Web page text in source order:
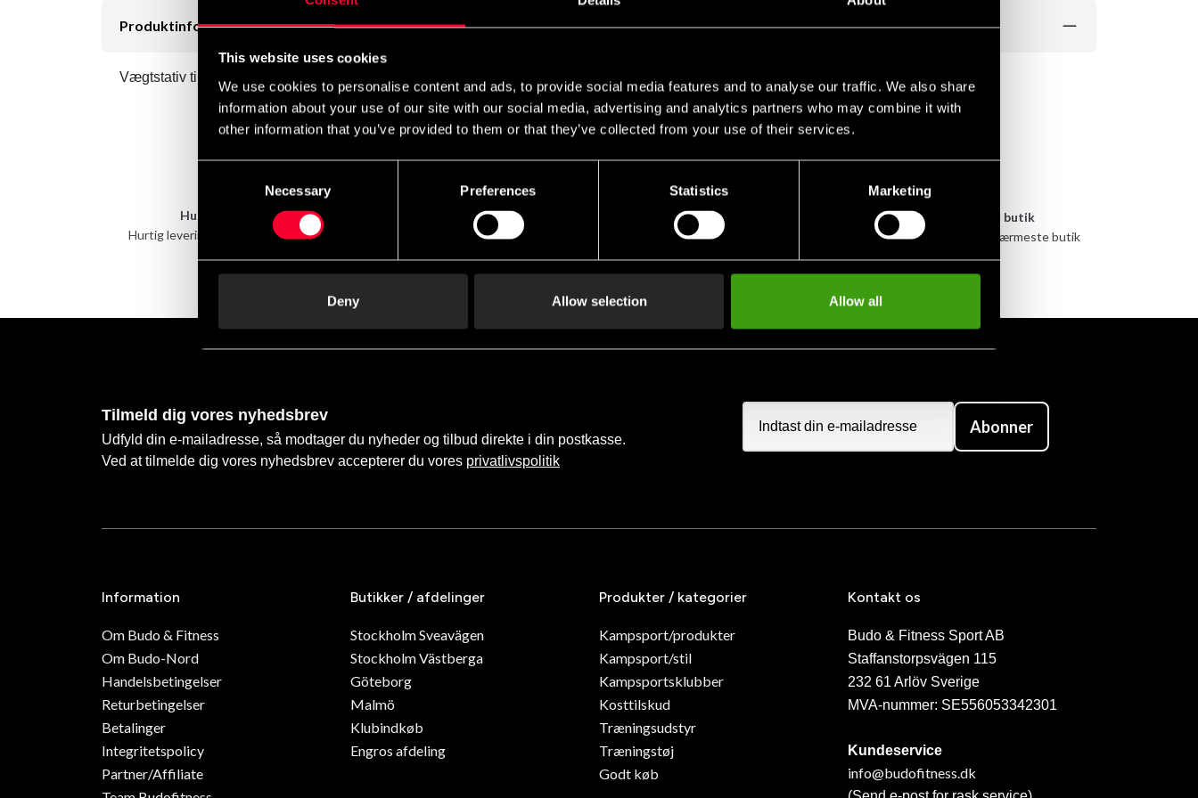
This website uses cookies
We use cookies to personalise content and ads, to provide social media features and to analyse our traffic. We also share
information about your use of our site with our social media, advertising and analytics partners who may combine it with
other information that you’ve provided to them or that they’ve collected from your use of their services.
Necessary Preferences Statistics Marketing
Deny Allow selection Allow all
Produktinformation
Vægtstativ til 2 skolestænger og vægtskiver med 25mm H:116cm B:40cm D:55cm.
Hurtig levering
Hurtig levering til en agent nær dig
Klubrabatter
Benyt dig af tilbud og rabatter
MobilePay, Kustom & Adyen
Betal nemt, enkelt og sikkert
Afhentes i butik
Bestil og afhent i nærmeste butik
Tilmeld dig vores nyhedsbrev
Udfyld din e-mailadresse, så modtager du nyheder og tilbud direkte i din postkasse.
Ved at tilmelde dig vores nyhedsbrev accepterer du vores privatlivspolitik
Abonner
Information
Om Budo & Fitness
Om Budo-Nord
Handelsbetingelser
Returbetingelser
Betalinger
Integritetspolicy
Partner/Affiliate
Butikker / afdelinger
Stockholm Sveavägen
Stockholm Västberga
Göteborg
Malmö
Klubindkøb
Engros afdeling
Produkter / kategorier
Kampsport/produkter
Kampsport/stil
Kampsportsklubber
Kosttilskud
Træningsudstyr
Træningstøj
Godt køb
Kontakt os
Budo & Fitness Sport AB
Staffanstorpsvägen 115
232 61 Arlöv Sverige
MVA-nummer: SE556053342301
Kundeservice
info@budofitness.dk